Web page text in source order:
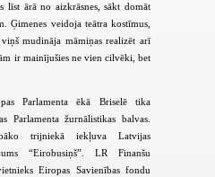
līst ārā no aizkrāsnes, sākt domāt
Ģimenes veidoja teātra kostīmus,
mudināja māmiņas realizēt arī
ir mainījušies ne vien cilvēki, bet
Parlamenta ēkā Briselē tika
Parlamenta žurnālistikas balvas.
trijniekā iekļuva Latvijas
“Eirobusiņš”. LR Finanšu
Eiropas Savienības fondu